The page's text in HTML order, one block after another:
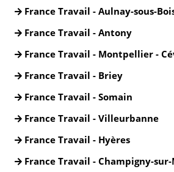
France Travail - Aulnay-sous-
France Travail - Antony
France Travail - Montpellier -
France Travail - Briey
France Travail - Somain
France Travail - Villeurbanne
France Travail - Hyères
France Travail - Champigny-